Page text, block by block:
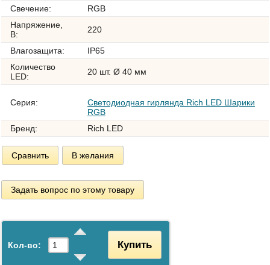
Свечение:
RGB
Напряжение,
В:
220
Влагозащита:
IP65
Количество
LED:
20 шт. Ø 40 мм
Серия:
Светодиодная гирлянда Rich LED Шарики
RGB
Бренд:
Rich LED
Сравнить В желания
Задать вопрос по этому товару
Кол-во: Купить